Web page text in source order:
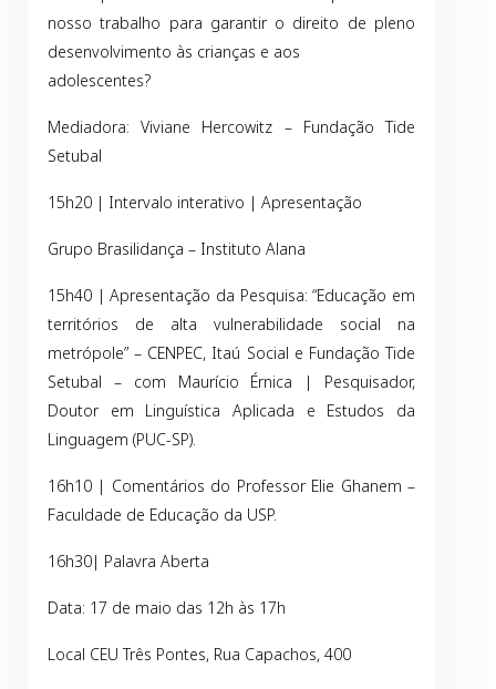
nosso trabalho para garantir o direito de pleno
desenvolvimento às crianças e aos
adolescentes?
Mediadora: Viviane Hercowitz – Fundação Tide
Setubal
15h20 | Intervalo interativo | Apresentação
Grupo Brasilidança – Instituto Alana
15h40 | Apresentação da Pesquisa: “Educação em
territórios de alta vulnerabilidade social na
metrópole” – CENPEC, Itaú Social e Fundação Tide
Setubal – com Maurício Érnica | Pesquisador,
Doutor em Linguística Aplicada e Estudos da
Linguagem (PUC-SP).
16h10 | Comentários do Professor Elie Ghanem –
Faculdade de Educação da USP.
16h30| Palavra Aberta
Data: 17 de maio das 12h às 17h
Local CEU Três Pontes, Rua Capachos, 400